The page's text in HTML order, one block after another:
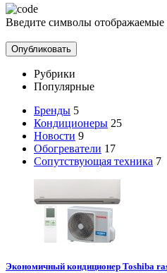
Введите символы
Рубрики
Популярные
Бренды 5
Кондиционеры 25
Новости 9
Обогреватели 17
Сопутствующая техника 7
Экономичный кондиционер Toshiba